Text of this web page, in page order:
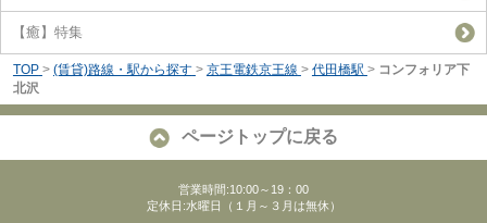
【癒】特集
TOP > (賃貸)路線・駅から探す > 京王電鉄京王線 > 代田橋駅 > コンフォリア下
北沢
ページトップに戻る
営業時間:10:00～19：00
定休日:水曜日（１月～３月は無休）